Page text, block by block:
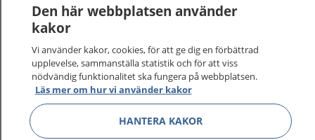
1177 på flera språk
Om 1177 Visa
Den här webbplatsen använder
kakor
Vi använder kakor, cookies, för att ge dig en förbättrad
upplevelse, sammanställa statistik och för att viss
nödvändig funktionalitet ska fungera på webbplatsen.
Läs mer om hur vi använder kakor
HANTERA KAKOR